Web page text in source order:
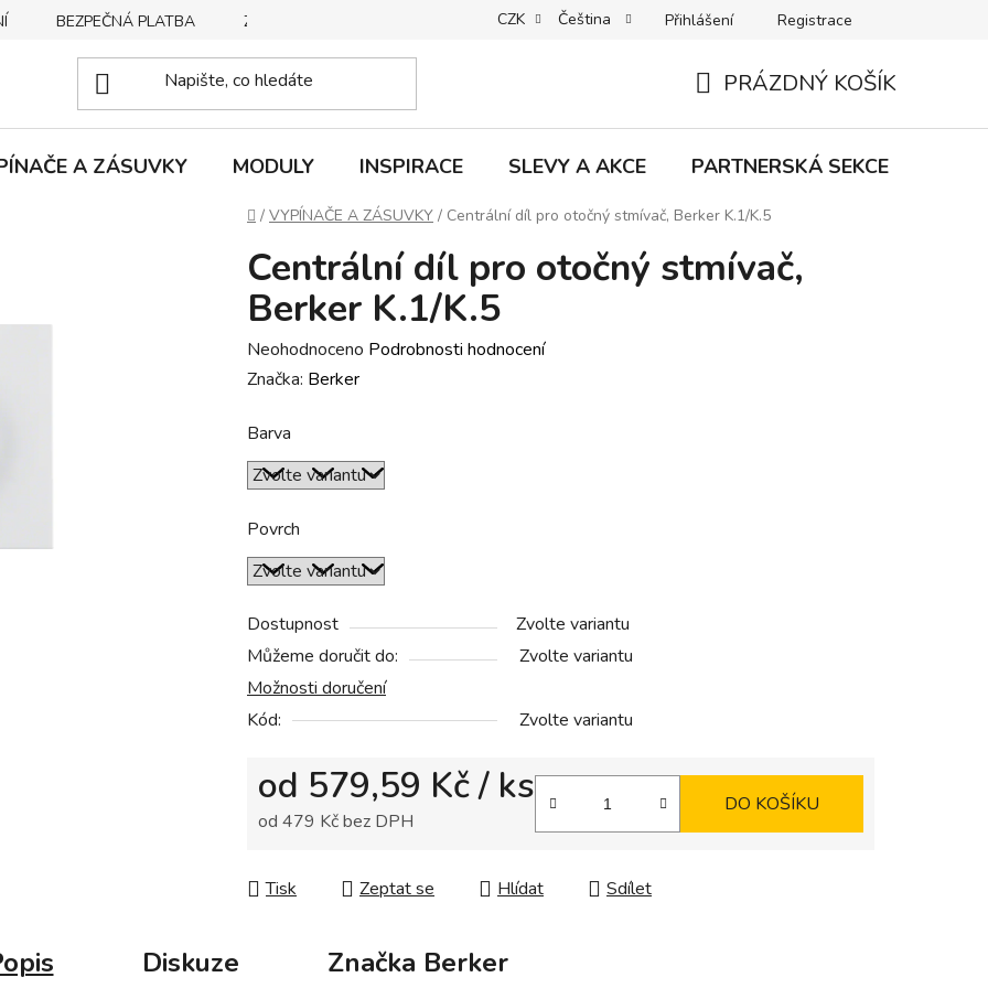
BEZPEČNÁ PLATBA ZPŮSOBY DORUČENÍ REKLAMACE | VRÁCENÍ | VÝMĚNA ZBOŽÍ B2C VŠEOBECNÉ
CZK Čeština Přihlášení Registrace
KOŠÍK
PRÁZDNÝ KOŠÍK
A ZÁSUVKY MODULY INSPIRACE SLEVY A AKCE PARTNERSKÁ SEKCE
Domů
/ VYPÍNAČE A ZÁSUVKY / Centrální díl pro otočný stmívač, Berker K.1/K.5
Centrální díl pro otočný stmívač,
Berker K.1/K.5
Průměrné
hodnocení
je
0,0
z
5
hvězdiček.
Neohodnoceno Podrobnosti hodnocení
Značka: Berker
Barva
Povrch
Dostupnost
Zvolte variantu
Můžeme doručit do:
Zvolte variantu
Možnosti doručení
Kód:
Zvolte variantu
od 579,59 Kč/ ks
od 479 Kčbez DPH
DO KOŠÍKU
Tisk Zeptat se Hlídat Sdílet
Diskuze Značka Berker